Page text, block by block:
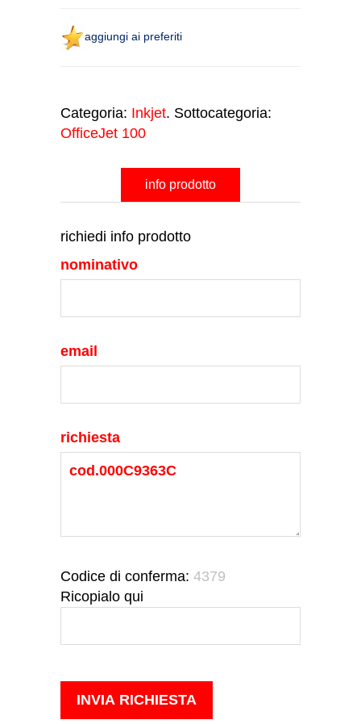
aggiungi ai preferiti
Categoria: Inkjet. Sottocategoria:
OfficeJet 100
info prodotto
richiedi info prodotto
nominativo
email
richiesta
Codice di conferma: 4379
Ricopialo qui